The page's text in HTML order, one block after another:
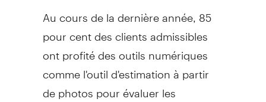
Au cours de la dernière année, 85
pour cent des clients admissibles
ont profité des outils numériques
comme l'outil d'estimation à partir
de photos pour évaluer les